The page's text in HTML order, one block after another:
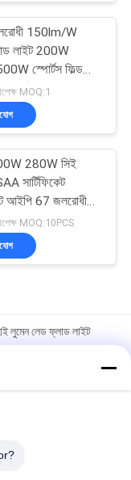
150lm/W
লাইট 200W
স্পোর্টস ফিল্ড
কোর্টের জন্য
MOQ:1
280W সিই
সার্টিফিকেট
আইপি 67 জলরোধী
লাইট
MOQ:10PCS
লুমেন লেড ফ্লাড লাইট
ডিগ্রি আলোর কোণ